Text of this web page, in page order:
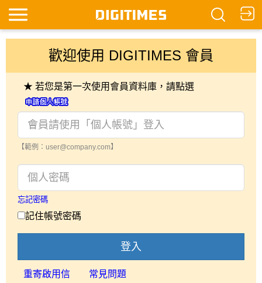
歡迎使用 DIGITIMES 會員
★ 若您是第一次使用會員資料庫，請點選
【範例：user@company.com】
忘記密碼
記住帳號密碼
登入
重寄啟用信 常見問題